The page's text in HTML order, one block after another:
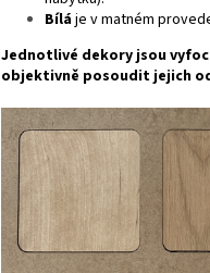
Bíláje v matném
Jednotlivé dekory jsou
objektivně posoudit jejich